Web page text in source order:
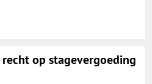
op stagevergoeding